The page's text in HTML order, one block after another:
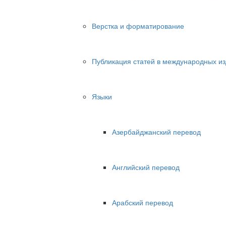
Верстка и форматирование
Публикация статей в международных
Языки
Азербайджанский перевод
Английский перевод
Арабский перевод